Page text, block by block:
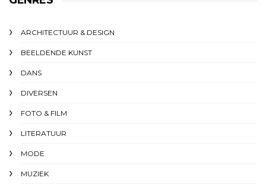
ARCHITECTUUR & DESIGN
BEELDENDE KUNST
DANS
DIVERSEN
FOTO & FILM
LITERATUUR
MODE
MUZIEK